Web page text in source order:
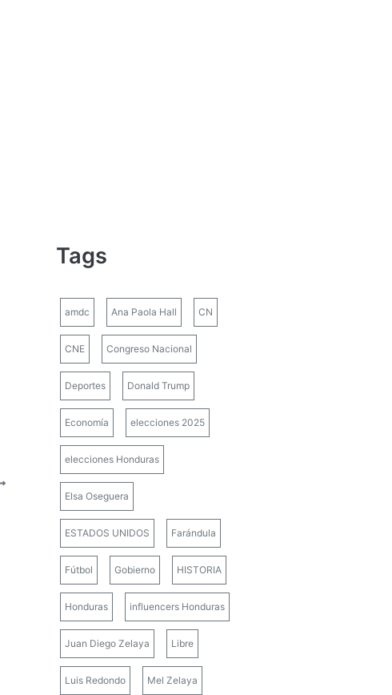
Tags
amdc Ana Paola Hall CN
CNE Congreso Nacional
Deportes Donald Trump
Economía elecciones 2025
elecciones Honduras
Elsa Oseguera
ESTADOS UNIDOS Farándula
Fútbol Gobierno HISTORIA
Honduras influencers Honduras
Juan Diego Zelaya Libre
Luis Redondo Mel Zelaya